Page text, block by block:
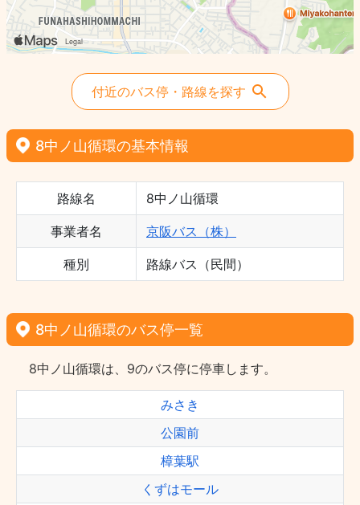
付近のバス停・路線を探す
8中ノ山循環の基本情報
路線名 8中ノ山循環
事業者名 京阪バス（株）
種別 路線バス（民間）
8中ノ山循環のバス停一覧
8中ノ山循環は、9のバス停に停車します。
みさき
公園前
樟葉駅
くずはモール